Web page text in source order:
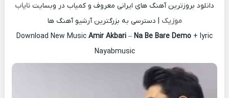
دانلود بروزترین آهنگ های ایرانی معروف و کمیاب در وبسایت نایاب
موزیک | دسترسی به بزرگترین آرشیو آهنگ ها
Download New Music Amir Akbari – Na Be Bare Demo + lyric
Nayabmusic